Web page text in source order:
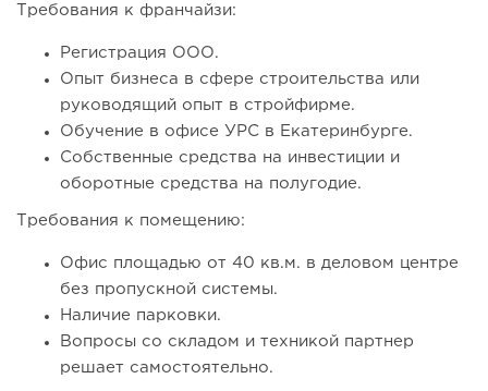
158
Франшиза кафе: рейтинг лучших франшиз общепита для
открытия заведения
Требования к франчайзи:
Регистрация ООО.
Опыт бизнеса в сфере строительства или
руководящий опыт в стройфирме.
Обучение в офисе УРС в Екатеринбурге.
Собственные средства на инвестиции и
оборотные средства на полугодие.
Требования к помещению:
Офис площадью от 40 кв.м. в деловом центре
без пропускной системы.
Наличие парковки.
Вопросы со складом и техникой партнер
решает самостоятельно.